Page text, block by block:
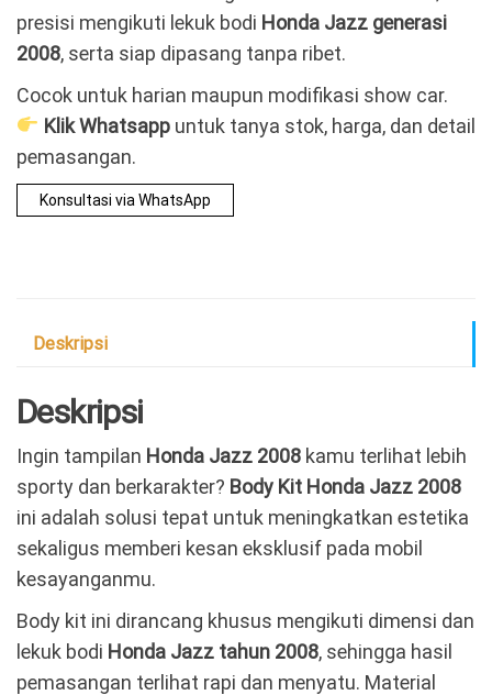
presisi mengikuti lekuk bodi Honda Jazz generasi
2008, serta siap dipasang tanpa ribet.
Cocok untuk harian maupun modifikasi show car.
Klik Whatsappuntuk tanya stok, harga, dan detail
pemasangan.
Konsultasi via WhatsApp
Deskripsi
Deskripsi
Ingin tampilan Honda Jazz 2008 kamu terlihat lebih
sporty dan berkarakter? Body Kit Honda Jazz 2008
ini adalah solusi tepat untuk meningkatkan estetika
sekaligus memberi kesan eksklusif pada mobil
kesayanganmu.
Body kit ini dirancang khusus mengikuti dimensi dan
lekuk bodi Honda Jazz tahun 2008, sehingga hasil
pemasangan terlihat rapi dan menyatu. Material